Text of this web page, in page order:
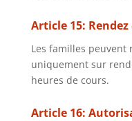
Article 15: Rendez
Les familles
uniquement sur
heures de cours.
Article 16: